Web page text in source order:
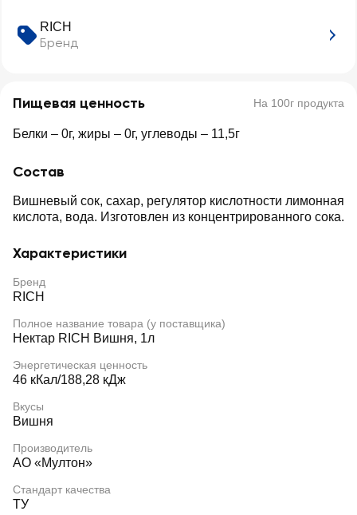
RICH
Бренд
Пищевая ценность На 100г продукта
Белки – 0г, жиры – 0г, углеводы – 11,5г
Состав
Вишневый сок, сахар, регулятор кислотности лимонная
кислота, вода. Изготовлен из концентрированного сока.
Характеристики
Бренд
RICH
Полное название товара (у поставщика)
Нектар RICH Вишня, 1л
Энергетическая ценность
46 кКал/188,28 кДж
Вкусы
Вишня
Производитель
АО «Мултон»
Стандарт качества
ТУ